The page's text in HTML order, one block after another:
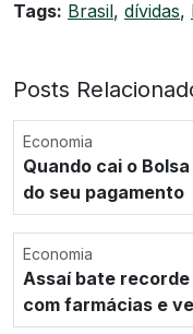
Tags: Brasil, dívidas,
Posts
Economia
Quando cai o
do seu pagamento
Economia
Assaí bate
com farmácias e